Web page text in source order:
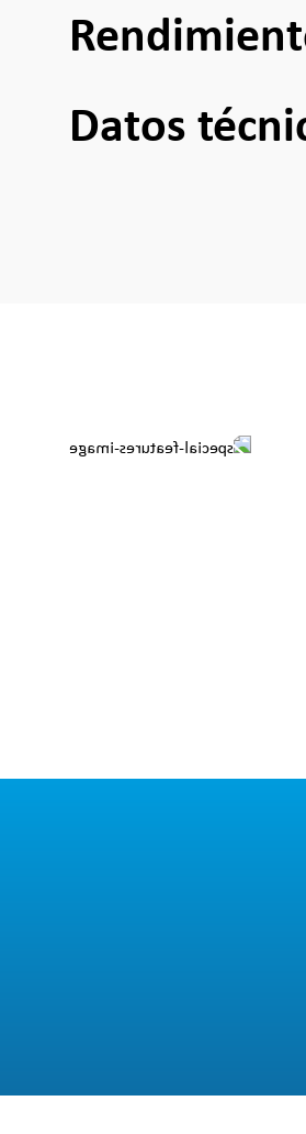
Datos